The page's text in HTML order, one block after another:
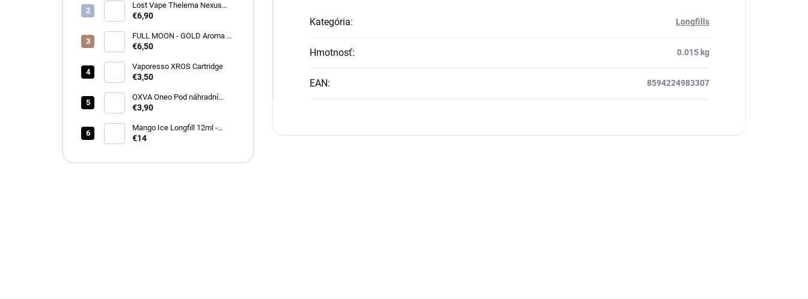
Lost Vape Thelema Nexus
náhradná cartridge 2ks
€6,90
FULL MOON - GOLD Aroma 10
ml
€6,50
Vaporesso XROS Cartridge
€3,50
OXVA Oneo Pod náhradní
cartridge
€3,90
Mango Ice Longfill 12ml -
Drifter
€14
Kategória: Longfills
Hmotnosť: 0.015 kg
EAN: 8594224983307